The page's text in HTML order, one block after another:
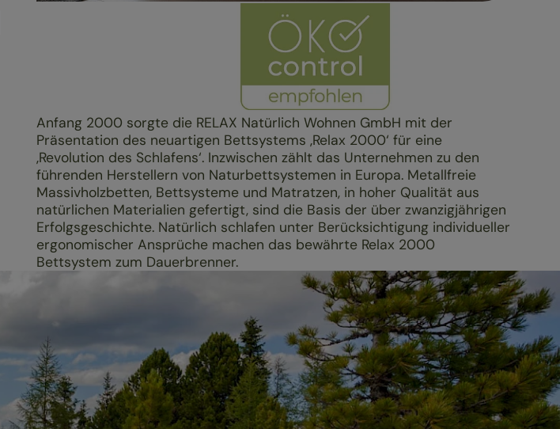
Anfang 2000 sorgte die RELAX Natürlich Wohnen GmbH mit der
Präsentation des neuartigen Bettsystems ‚Relax 2000‘ für eine
‚Revolution des Schlafens‘. Inzwischen zählt das Unternehmen zu den
führenden Herstellern von Naturbettsystemen in Europa. Metallfreie
Massivholzbetten, Bettsysteme und Matratzen, in hoher Qualität aus
natürlichen Materialien gefertigt, sind die Basis der über zwanzigjährigen
Erfolgsgeschichte. Natürlich schlafen unter Berücksichtigung individueller
ergonomischer Ansprüche machen das bewährte Relax 2000
Bettsystem zum Dauerbrenner.